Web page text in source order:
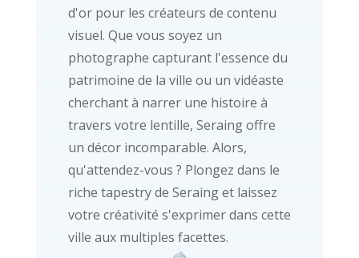
d'or pour les créateurs de contenu
visuel. Que vous soyez un
photographe capturant l'essence du
patrimoine de la ville ou un vidéaste
cherchant à narrer une histoire à
travers votre lentille, Seraing offre
un décor incomparable. Alors,
qu'attendez-vous ? Plongez dans le
riche tapestry de Seraing et laissez
votre créativité s'exprimer dans cette
ville aux multiples facettes.